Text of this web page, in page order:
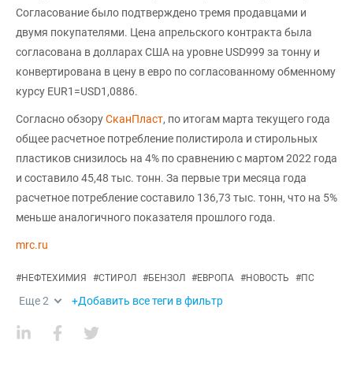
Согласование было подтверждено тремя продавцами и
двумя покупателями. Цена апрельского контракта была
согласована в долларах США на уровне USD999 за тонну и
конвертирована в цену в евро по согласованному обменному
курсу EUR1=USD1,0886.
Согласно обзоруСканПласт, по итогам марта текущего года
общее расчетное потребление полистирола и стирольных
пластиков снизилось на 4% по сравнению с мартом 2022 года
и составило 45,48 тыс. тонн. За первые три месяца года
расчетное потребление составило 136,73 тыс. тонн, что на 5%
меньше аналогичного показателя прошлого года.
mrc.ru
#НЕФТЕХИМИЯ #СТИРОЛ #БЕНЗОЛ #ЕВРОПА #НОВОСТЬ #ПС
Еще2 +Добавить все теги в фильтр